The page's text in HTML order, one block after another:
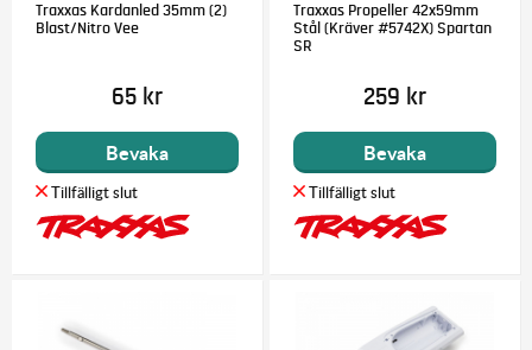
Traxxas Kardanled 35mm (2)
Blast/Nitro Vee
65 kr
Bevaka
Traxxas Propeller 42x59mm
Stål (Kräver #5742X) Spartan
SR
259 kr
Bevaka